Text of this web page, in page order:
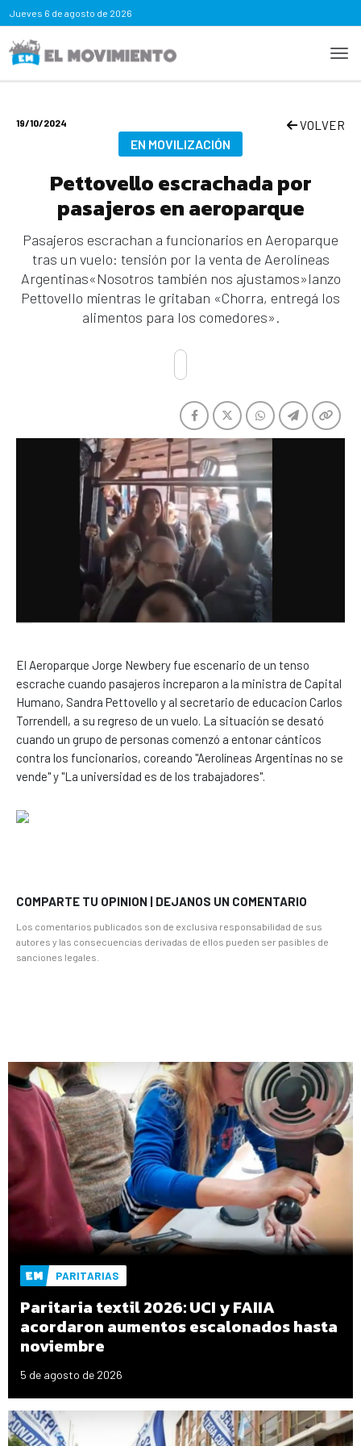
Jueves 6 de agosto de 2026
19/10/2024 VOLVER
EN MOVILIZACIÓN
Pettovello escrachada por
pasajeros en aeroparque
Pasajeros escrachan a funcionarios en Aeroparque
tras un vuelo: tensión por la venta de Aerolíneas
Argentinas«Nosotros también nos ajustamos»lanzo
Pettovello mientras le gritaban «Chorra, entregá los
alimentos para los comedores».
El Aeroparque Jorge Newbery fue escenario de un tenso
escrache cuando pasajeros increparon a la ministra de Capital
Humano, Sandra Pettovello y al secretario de educacion Carlos
Torrendell, a su regreso de un vuelo. La situación se desató
cuando un grupo de personas comenzó a entonar cánticos
contra los funcionarios, coreando "Aerolíneas Argentinas no se
vende" y "La universidad es de los trabajadores".
COMPARTE TU OPINION | DEJANOS UN COMENTARIO
Los comentarios publicados son de exclusiva responsabilidad de sus
autores y las consecuencias derivadas de ellos pueden ser pasibles de
sanciones legales.
PARITARIAS
Paritaria textil 2026: UCI y FAIIA
acordaron aumentos escalonados hasta
noviembre
5 de agosto de 2026